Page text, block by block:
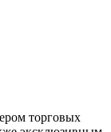
торговых